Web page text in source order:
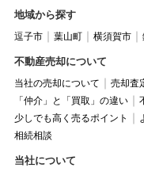
地域から探す
逗子市 葉山町 横須賀市
不動産売却について
当社の売却について 売却査
「仲介」と「買取」の違い
少しでも高く売るポイント
相続相談
当社について